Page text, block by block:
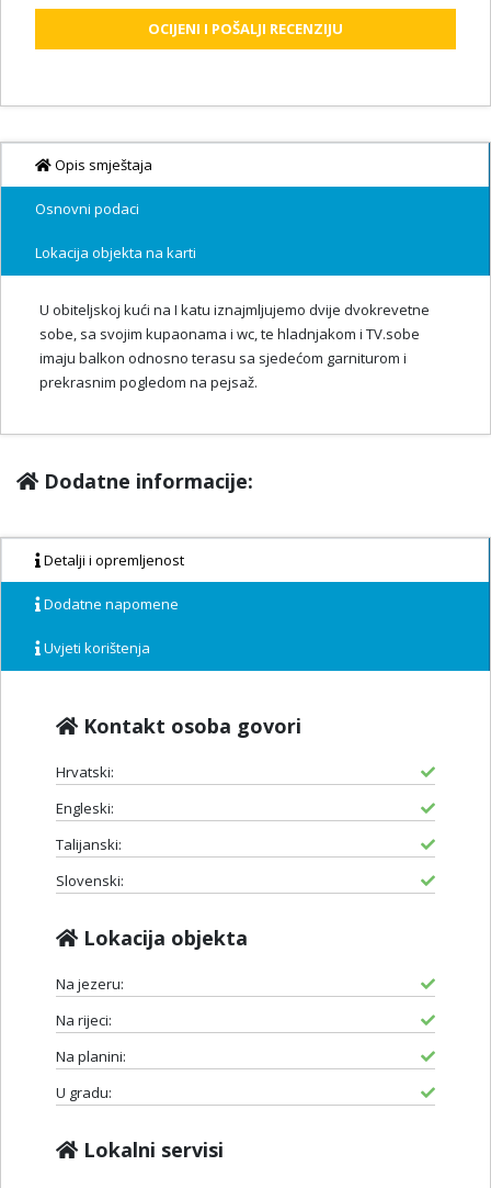
OCIJENI I POŠALJI RECENZIJU
Opis smještaja
Osnovni podaci
Lokacija objekta na karti
U obiteljskoj kući na I katu iznajmljujemo dvije dvokrevetne
sobe, sa svojim kupaonama i wc, te hladnjakom i TV.sobe
imaju balkon odnosno terasu sa sjedećom garniturom i
prekrasnim pogledom na pejsaž.
Dodatne informacije:
Detalji i opremljenost
Dodatne napomene
Uvjeti korištenja
Kontakt osoba govori
Hrvatski:
Engleski:
Talijanski:
Slovenski:
Lokacija objekta
Na jezeru:
Na rijeci:
Na planini:
U gradu:
Lokalni servisi